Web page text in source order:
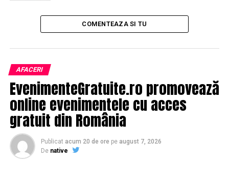
COMENTEAZA SI TU
AFACERI
EvenimenteGratuite.ro promovează
online evenimentele cu acces
gratuit din România
Publicat acum 20 de ore pe august 7, 2026
De native